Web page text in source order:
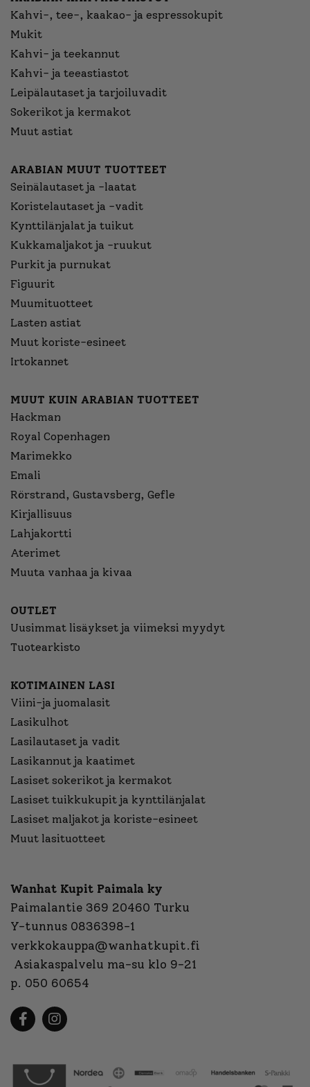
Kahvi-, tee-, kaakao- ja espressokupit
Mukit
Kahvi- ja teekannut
Kahvi- ja teeastiastot
Leipälautaset ja tarjoiluvadit
Sokerikot ja kermakot
Muut astiat
ARABIAN MUUT TUOTTEET
Seinälautaset ja -laatat
Koristelautaset ja -vadit
Kynttilänjalat ja tuikut
Kukkamaljakot ja -ruukut
Purkit ja purnukat
Figuurit
Muumituotteet
Lasten astiat
Muut koriste-esineet
Irtokannet
MUUT KUIN ARABIAN TUOTTEET
Hackman
Royal Copenhagen
Marimekko
Emali
Rörstrand, Gustavsberg, Gefle
Kirjallisuus
Lahjakortti
Aterimet
Muuta vanhaa ja kivaa
OUTLET
Uusimmat lisäykset ja viimeksi myydyt
Tuotearkisto
KOTIMAINEN LASI
Viini-ja juomalasit
Lasikulhot
Lasilautaset ja vadit
Lasikannut ja kaatimet
Lasiset sokerikot ja kermakot
Lasiset tuikkukupit ja kynttilänjalat
Lasiset maljakot ja koriste-esineet
Muut lasituotteet
Wanhat Kupit Paimala ky
Paimalantie 369 20460 Turku
Y-tunnus 0836398-1
verkkokauppa@wanhatkupit.fi
Asiakaspalvelu ma-su klo 9-21
p. 050 60654